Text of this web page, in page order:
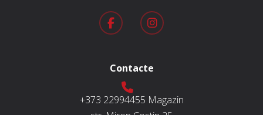
Contacte
+373 22994455 Magazin